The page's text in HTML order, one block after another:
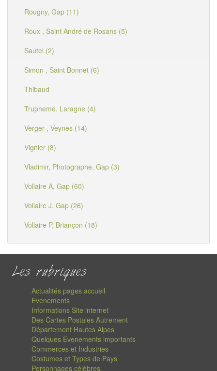
Rougny, Gap (11)
Roux , Saint André de Rosans (5)
Sautel (2)
Simon , Saint Bonnet (6)
Thibaud
Trupheme, Laragne (4)
Verger , Veynes (14)
Vignier (8)
Vladimir, Photographe, Gap (3)
Vollaire A, Gap (60)
Vollaire J, Gap (26)
Vollaire P, Briançon (18)
Les rubriques
Actualités pages accueil
Evenements
Informations Site internet
Des Cartes Postales Autrement
Département Hautes Alpes
Quelques Evenements importants
Commerces et Industries
Costumes et Types de Pays
Personnages célèbres